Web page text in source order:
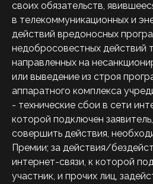
своих обязательств,
в телекоммуникационных и
действий вредоносных
недобросовестных действий
направленных на
или выведение из строя
аппаратного комплекса
- технические сбои в сети
которой подключен
совершить действия,
Премии; за действия/
интернет-связи, к которой
участник, и прочих лиц,